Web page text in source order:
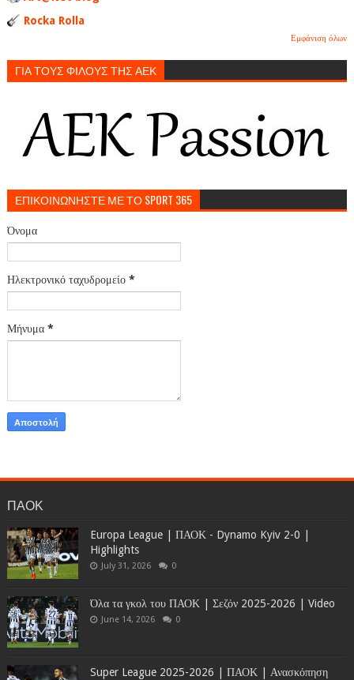
Rocka Rolla
Εμφάνιση όλων
ΓΙΑ ΤΟΥΣ ΦΙΛΟΥΣ ΤΗΣ ΑΕΚ
ΕΠΙΚΟΙΝΩΝΗΣΤΕ ΜΕ ΤΟ SPORT 365
Όνομα
Ηλεκτρονικό ταχυδρομείο *
Μήνυμα *
ΠΑΟΚ
Europa League | ΠΑΟΚ - Dynamo Kyiv 2-0 |
Highlights
July 31, 2026 0
Όλα τα γκολ του ΠΑΟΚ | Σεζόν 2025-2026 | Video
June 14, 2026 0
Super League 2025-2026 | ΠΑΟΚ | Ανασκόπηση